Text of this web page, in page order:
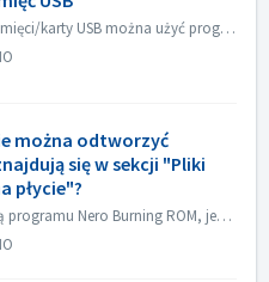
Do nagrywania danych na pamięci/karty USB można użyć programów Nero Burning ROM i Nero USBxCOPY. W Nero Burning ROM, "Raspberry Pi OS" i "ISO...
można odtworzyć
się w sekcji "Pliki
płycie"?
Po nagraniu płyty za pomocą programu Nero Burning ROM, jeśli płyty audio CD nie można odtworzyć za pomocą odtwarzacza CD, otwórz płytę w Eksploratorze Windo...